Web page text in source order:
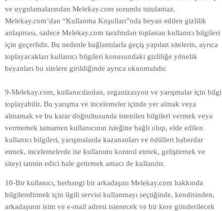
ve uygulamalarından Melekay.com sorumlu tutulamaz.
Melekay.com’dan “Kullanma Koşulları”nda beyan edilen gizlilik
anlaşması, sadece Melekay.com tarafından toplanan kullanıcı bilgileri
için geçerlidir. Bu nedenle bağlantılarla geçiş yapılan sitelerin, ayrıca
toplayacakları kullanıcı bilgileri konusundaki gizliliğe yönelik
beyanları bu sitelere girildiğinde ayrıca okunmalıdır.
9-Melekay.com, kullanıcılardan, organizasyon ve yarışmalar için bilgi
toplayabilir. Bu yarışma ve incelemeler içinde yer almak veya
almamak ve bu karar doğrultusunda istenilen bilgileri vermek veya
vermemek tamamen kullanıcının isteğine bağlı olup, elde edilen
kullanıcı bilgileri, yarışmalarda kazananları ve ödülleri haberdar
etmek, incelemelerde ise kullanımı kontrol etmek, geliştirmek ve
siteyi tatmin edici hale getirmek amacı ile kullanılır.
10-Bir kullanıcı, herhangi bir arkadaşını Melekay.com hakkında
bilgilendirmek için ilgili servisi kullanmayı seçtiğinde, kendisinden,
arkadaşının isim ve e-mail adresi istenecek ve bir kere gönderilecek